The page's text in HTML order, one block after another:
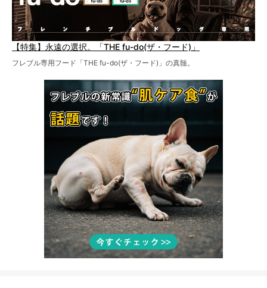
【特集】永遠の選択。「THE fu-do(ザ・フード)」
フレブル専用フード「THE fu-do(ザ・フード)」の真髄。